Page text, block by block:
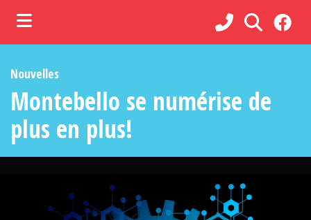
(Services )
(Loisirs, culture et vie communautaire )
Nouvelles
Montebello se numérise de
plus en plus!